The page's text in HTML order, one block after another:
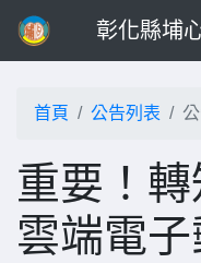
彰化縣埔
首頁 公告列表
重要！
雲端電